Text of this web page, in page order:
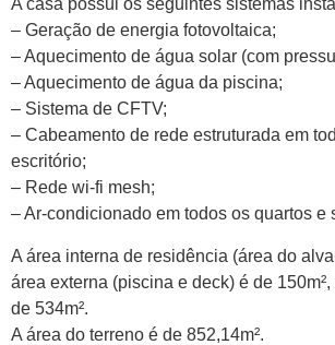
A casa possui os seguintes sistemas
– Geração de energia fotovoltaica;
– Aquecimento de água solar (com
– Aquecimento de água da piscina;
– Sistema de CFTV;
– Cabeamento de rede estruturada em
escritório;
– Rede wi-fi mesh;
– Ar-condicionado em todos os quartos e
A área interna de residência (área do
área externa (piscina e deck) é de
de 534m².
A área do terreno é de 852,14m².